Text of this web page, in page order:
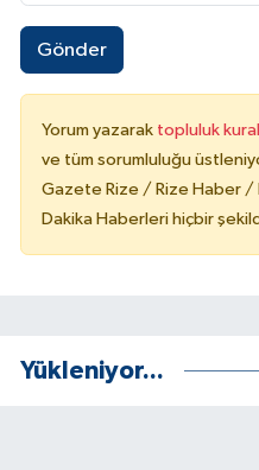
Gönder
Yorum yazarak topluluk
ve tüm sorumluluğu
Gazete Rize / Rize Haber
Dakika Haberleri hiçbir
Yükleniyor...